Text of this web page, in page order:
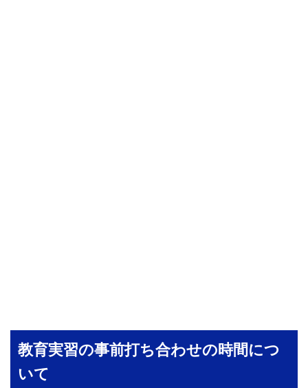
教育実習の事前打ち合わせの時間につ
いて